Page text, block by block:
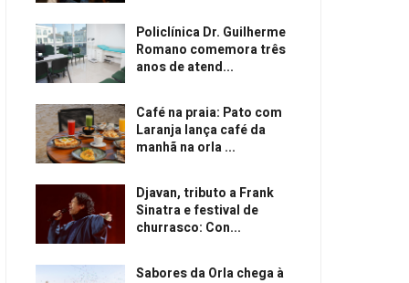
Policlínica Dr. Guilherme
Romano comemora três
anos de atend...
Café na praia: Pato com
Laranja lança café da
manhã na orla ...
Djavan, tributo a Frank
Sinatra e festival de
churrasco: Con...
Sabores da Orla chega à